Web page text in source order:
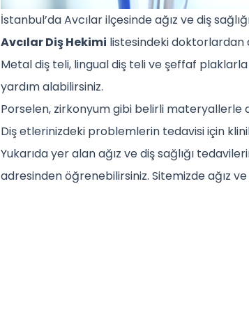
İstanbul’da Avcılar ilçesinde ağız ve diş
Avcılar Diş Hekimi listesindeki doktorlardan
Metal diş teli, lingual diş teli ve şeffaf
yardım alabilirsiniz.
Porselen, zirkonyum gibi belirli materyallerle
Diş etlerinizdeki problemlerin tedavisi için
Yukarıda yer alan ağız ve diş sağlığı
adresinden öğrenebilirsiniz. Sitemizde ağız